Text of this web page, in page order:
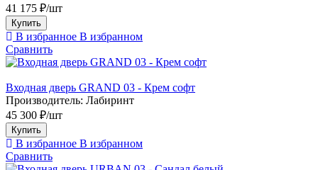
41 175 ₽/шт
Купить
В избранное В избранном
Сравнить
Входная дверь GRAND 03 - Крем софт
Производитель: Лабиринт
45 300 ₽/шт
Купить
В избранное В избранном
Сравнить